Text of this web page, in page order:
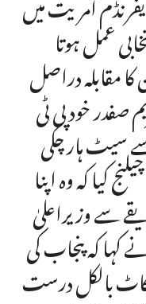
عمل ہوتا
مقابلہ دراصل
خود پی ٹی
سیٹ ہار چکی
کیا کہ وہ اپنا
سے وزیراعلیٰ
کہا کہ پنجاب کی
بالکل درست